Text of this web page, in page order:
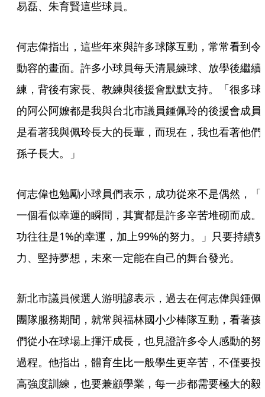
易磊、朱育賢這些球員。
何志偉指出，這些年來與許多球隊互動，常常看到令
動容的畫面。許多小球員每天清晨練球、放學後繼續
練，背後有家長、教練與後援會默默支持。「很多球
的阿公阿嬤都是我與台北市議員鍾佩玲的後援會成員
是看著我與佩玲長大的長輩，而現在，我也看著他們
孫子長大。」
何志偉也勉勵小球員們表示，成功從來不是偶然，「
一個看似幸運的瞬間，其實都是許多辛苦堆砌而成。
功往往是1%的幸運，加上99%的努力。」只要持續努
力、堅持夢想，未來一定能在自己的舞台發光。
新北市議員候選人游明諺表示，過去在何志偉與鍾佩
團隊服務期間，就常與福林國小少棒隊互動，看著孩
們從小在球場上揮汗成長，也見證許多令人感動的努
過程。他指出，體育生比一般學生更辛苦，不僅要投
高強度訓練，也要兼顧學業，每一步都需要極大的毅